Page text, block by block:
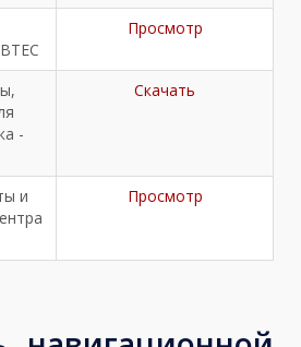
Просмотр
-
Cкачать
и
Просмотр